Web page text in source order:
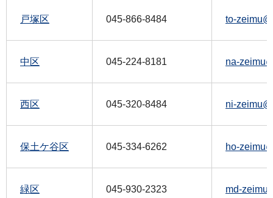
戸塚区 045-866-8484 to-
中区 045-224-8181 na-
西区 045-320-8484 ni-
保土ケ谷区 045-334-6262 ho-
緑区 045-930-2323 md-